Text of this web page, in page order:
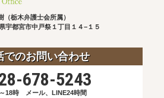
栃木弁護士会所属）
宇都宮市中戸祭１丁目１４−１５
でのお問い合わせ
678-5243
18時 メール、LINE24時間